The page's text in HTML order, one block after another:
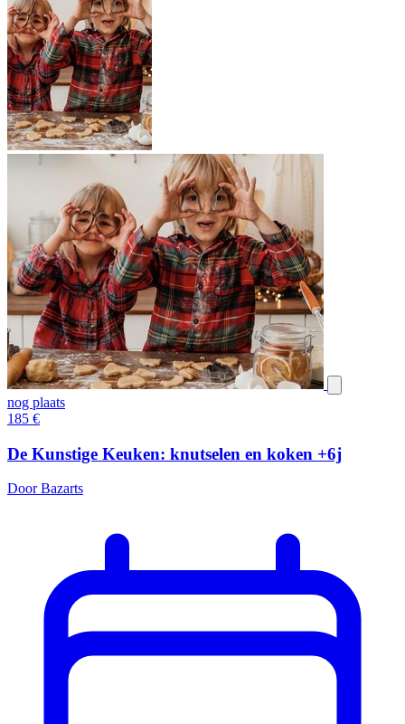
nog plaats
185 €
De Kunstige Keuken: knutselen en koken +6j
Door Bazarts